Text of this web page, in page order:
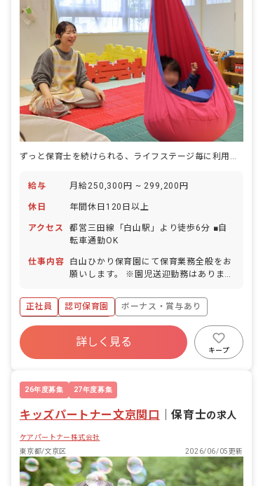
ずっと保育士を続けられる、ライフステージ毎に利用できる福利厚生も充実♪
給与 月給250,300円 ~ 299,200円
休日 年間休日120日以上
アクセス
都営三田線「白山駅」より徒歩6分 ■自
転車通勤OK
仕事内容
白山ひかり保育園にて保育業務全般をお
願いします。 ※園児送迎勤務はありませ
正社員
認可保育園
ボーナス・賞与あり
年間休日120日以上
寮・住宅・家賃補助あり
社会保険完備
残業少なめ
詳しく見る
キープ
26年度募集 27年度募集
キッズパートナー文京関口 ｜保育士の求人
ケアパートナー株式会社
東京都/文京区
2026/06/05更新